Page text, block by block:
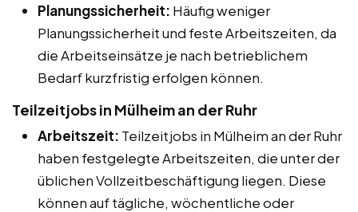
Planungssicherheit: Häufig weniger
Planungssicherheit und feste Arbeitszeiten, da
die Arbeitseinsätze je nach betrieblichem
Bedarf kurzfristig erfolgen können.
Teilzeitjobs in Mülheim an der Ruhr
Arbeitszeit: Teilzeitjobs in Mülheim an der Ruhr
haben festgelegte Arbeitszeiten, die unter der
üblichen Vollzeitbeschäftigung liegen. Diese
können auf tägliche, wöchentliche oder